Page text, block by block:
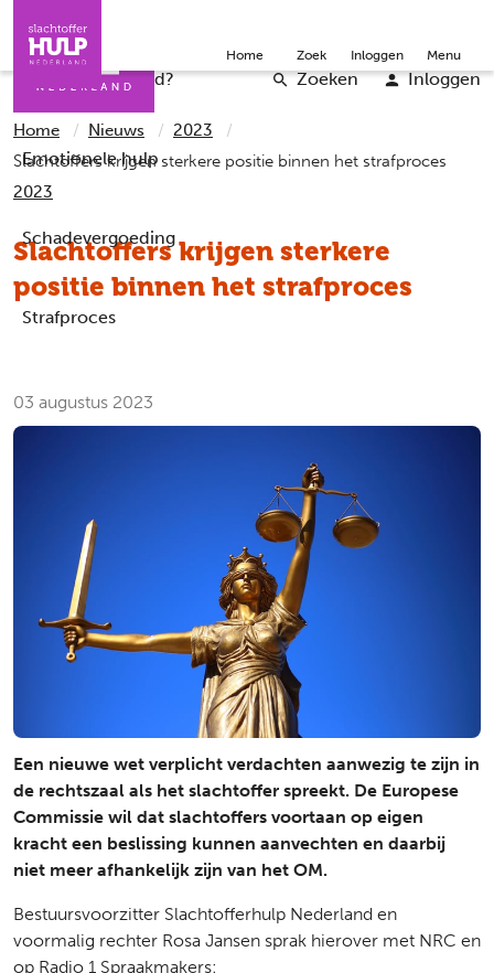
Iemand helpen Word vrijwilliger English
Wat is er gebeurd?
Emotionele hulp
Schadevergoeding
Strafproces
Zoeken Inloggen
Home Zoek Inloggen Menu
Home Nieuws
2023
Slachtoffers krijgen sterkere positie binnen het strafproces
2023
Slachtoffers krijgen sterkere
positie binnen het strafproces
03 augustus 2023
Een nieuwe wet verplicht verdachten aanwezig te zijn in
de rechtszaal als het slachtoffer spreekt. De Europese
Commissie wil dat slachtoffers voortaan op eigen
kracht een beslissing kunnen aanvechten en daarbij
niet meer afhankelijk zijn van het OM.
Bestuursvoorzitter Slachtofferhulp Nederland en
voormalig rechter Rosa Jansen sprak hierover met NRC en
op Radio 1 Spraakmakers: